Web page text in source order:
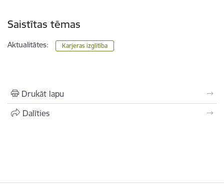
Saistītas tēmas
Aktualitātes: Karjeras izglītība
Drukāt lapu
Dalīties